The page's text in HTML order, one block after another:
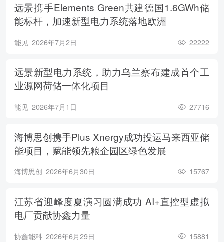
远景携手Elements Green共建德国1.6GWh储
能标杆，加速新型电力系统落地欧洲
能见 2026年7月2日 22222
远景新型电力系统，助力乌兰察布建成首个工
业源网荷储一体化项目
能见 2026年7月1日 27716
海博思创携手Plus Xnergy成功投运马来西亚储
能项目，赋能领先粮企园区绿色发展
海博思创 2026年6月30日 15767
江苏省迎峰度夏演习圆满成功 AI+直控型虚拟
电厂贡献协鑫力量
协鑫能科 2026年6月29日 15881